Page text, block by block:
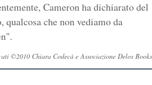
Cameron ha dichiarato del
che non vediamo da
©2010 Chiara Codecà e Associazione Delos Books